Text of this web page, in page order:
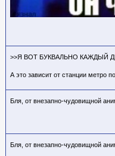
>>Я ВОТ БУКВАЛЬНО КАЖДЫЙ
А это зависит от станции метро
Бля, от внезапно-чудовищной
Бля, от внезапно-чудовищной